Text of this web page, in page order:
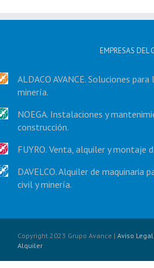
EMPRESAS DEL
ALDACO AVANCE. Soluciones
minería.
NOEGA. Instalaciones y
construcción.
FUYRO. Venta, alquiler y montaje
DAVELCO. Alquiler de maquinaria
civil y minería.
Copyright 2023 Grupo Avance | Aviso Legal
Alquiler